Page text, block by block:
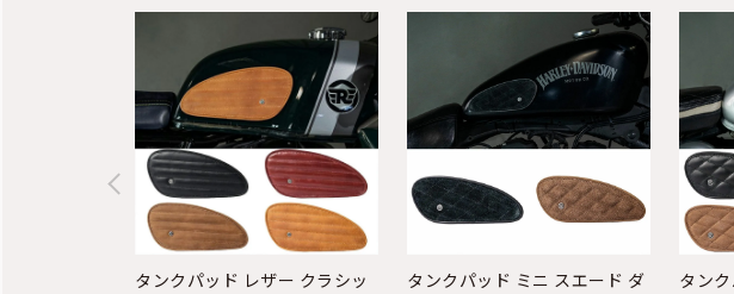
タンクパッド レザー クラシッ
タンクパッド ミニ スエード ダ
タン